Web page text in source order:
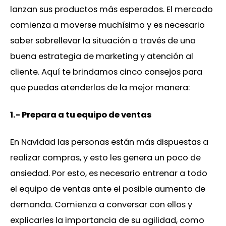
lanzan sus productos más esperados. El mercado
comienza a moverse muchísimo y es necesario
saber sobrellevar la situación a través de una
buena estrategia de marketing y atención al
cliente. Aquí te brindamos cinco consejos para
que puedas atenderlos de la mejor manera:
1.- Prepara a tu equipo de ventas
En Navidad las personas están más dispuestas a
realizar compras, y esto les genera un poco de
ansiedad. Por esto, es necesario entrenar a todo
el equipo de ventas ante el posible aumento de
demanda. Comienza a conversar con ellos y
explicarles la importancia de su agilidad, como